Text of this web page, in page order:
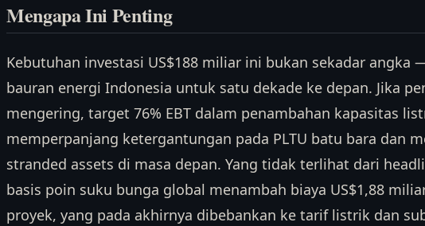
Mengapa Ini Penting
Kebutuhan investasi US$188 miliar ini bukan sekadar angka
bauran energi Indonesia untuk satu dekade ke depan. Jika
mengering, target 76% EBT dalam penambahan kapasitas
memperpanjang ketergantungan pada PLTU batu bara dan
stranded assets di masa depan. Yang tidak terlihat dari
basis poin suku bunga global menambah biaya US$1,88
proyek, yang pada akhirnya dibebankan ke tarif listrik dan